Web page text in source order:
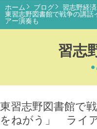
習志
ホーム ブログ
習志野経
東習志野図書館で戦争の講
アー演奏も
東習志野図書館で
をねがう」 ライ